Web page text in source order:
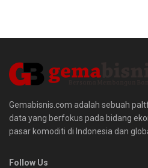
Gemabisnis.com adalah sebuah
data yang berfokus pada bidang
pasar komoditi di Indonesia dan
Follow Us